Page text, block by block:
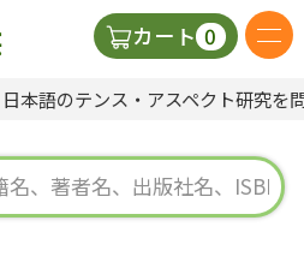
カート 0
日本語の教科書
視聴覚・補助教材
日本語のテンス・アスペクト研究